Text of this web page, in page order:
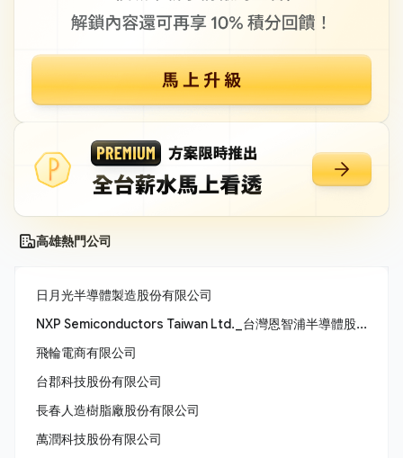
高雄熱門公司
日月光半導體製造股份有限公司
NXP Semiconductors Taiwan Ltd._台灣恩智浦半導體股份有限公司
飛輪電商有限公司
台郡科技股份有限公司
長春人造樹脂廠股份有限公司
萬潤科技股份有限公司